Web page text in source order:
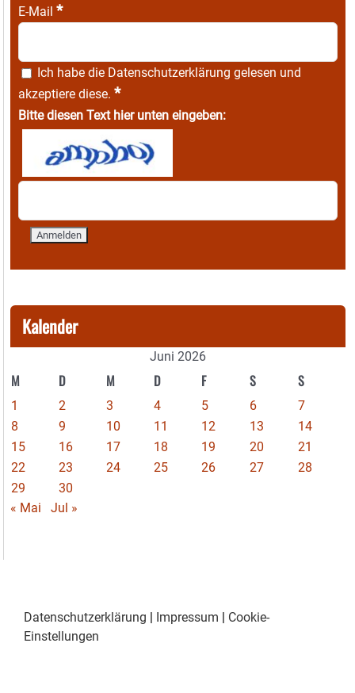
E-Mail *
Ich habe die Datenschutzerklärung gelesen und
akzeptiere diese. *
Bitte diesen Text hier unten eingeben:
Kalender
Juni 2026
M D M D F S S
1 2 3 4 5 6
7
8
9 10 11 12 13
14
15
16 17 18 19 20
21
22
23 24 25 26 27
28
29
30
« Mai
Jul »
Datenschutzerklärung | Impressum | Cookie-
Einstellungen